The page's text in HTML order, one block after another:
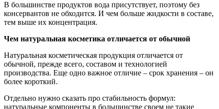
В большинстве продуктов вода присутствует, поэтому без
консервантов не обходится. И чем больше жидкости в составе,
тем выше их концентрация.
Чем натуральная косметика отличается от обычной
Натуральная косметическая продукция отличается от
обычной, прежде всего, составом и технологией
производства. Еще одно важное отличие – срок хранения – он
более короткий.
Отдельно нужно сказать про стабильность формул:
натуральные компоненты в большинстве своем не такие